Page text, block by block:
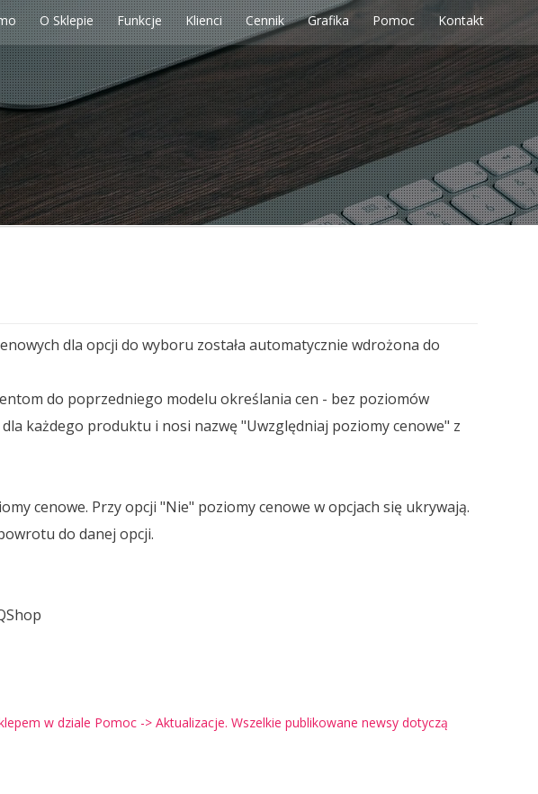
O Sklepie Funkcje Klienci Cennik Grafika Pomoc Kontakt
dla opcji do wyboru została automatycznie wdrożona do
do poprzedniego modelu określania cen - bez poziomów
każdego produktu i nosi nazwę "Uwzględniaj poziomy cenowe" z
cenowe. Przy opcji "Nie" poziomy cenowe w opcjach się ukrywają.
do danej opcji.
w dziale Pomoc -> Aktualizacje. Wszelkie publikowane newsy dotyczą